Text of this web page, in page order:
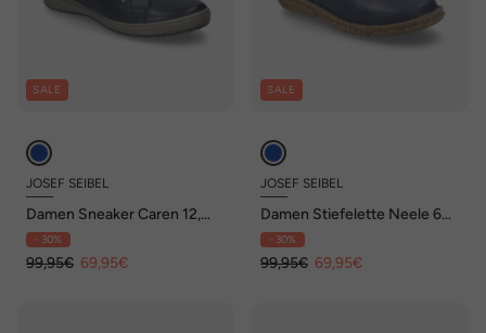
SALE
JOSEF SEIBEL
Damen Sneaker Caren 12,
ocean
- 30%
99,95€ 69,95€
SALE
JOSEF SEIBEL
Damen Stiefelette Neele 68,
ocean
- 30%
99,95€ 69,95€